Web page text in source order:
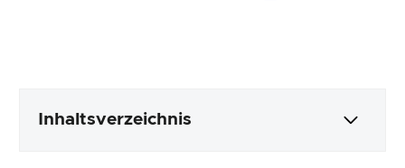
Inhaltsverzeichnis